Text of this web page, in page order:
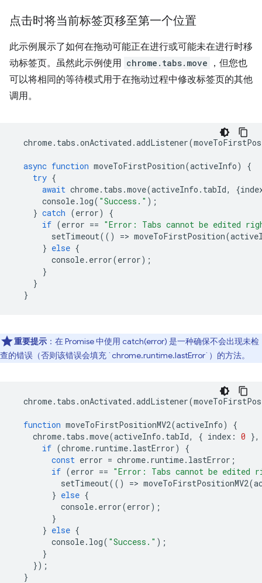
点击时将当前标签页移至第一个位置
此示例展示了如何在拖动可能正在进行或可能未在进行时移
动标签页。虽然此示例使用 chrome.tabs.move
，但您也
可以将相同的等待模式用于在拖动过程中修改标签页的其他
调用。
chrome. tabs .onActivated .addListener(
async function moveToFirstPosition(activeInfo)
{
try {
await chrome. tabs .move(activeInfo . tabId, {
console. log( "Success." );
} catch (error)
{
if (error == "Error: Tabs cannot be edited
setTimeout(() => moveToFirstPosition(
} else {
console. error(error);
}
}
}
重要提示 ：在 Promise 中使用 catch(error) 是一种确保不会出现未检
查的错误（否则该错误会填充 `chrome.runtime.lastError`）的方法。
chrome. tabs .onActivated .addListener(
function moveToFirstPositionMV2(activeInfo)
{
chrome. tabs .move(activeInfo . tabId, { index : 0 },
if (chrome. runtime. lastError)
{
const error = chrome. runtime. lastError ;
if (error == "Error: Tabs cannot be edited
setTimeout(() => moveToFirstPositionMV2(
} else {
console. error(error);
}
} else {
console. log( "Success." );
}
});
}